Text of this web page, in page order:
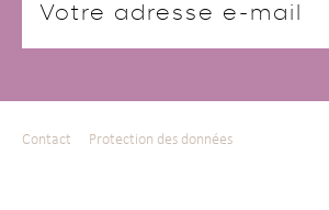
Contact Protection des données